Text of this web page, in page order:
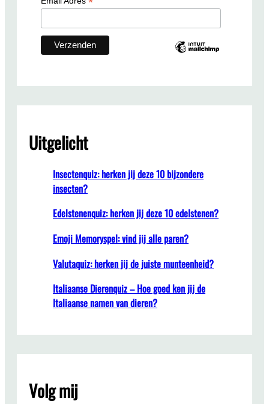
Uitgelicht
Insectenquiz: herken jij deze 10 bijzondere
insecten?
Edelstenenquiz: herken jij deze 10 edelstenen?
Emoji Memoryspel: vind jij alle paren?
Valutaquiz: herken jij de juiste munteenheid?
Italiaanse Dierenquiz – Hoe goed ken jij de
Italiaanse namen van dieren?
Volg mij